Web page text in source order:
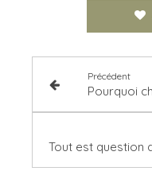
Précédent